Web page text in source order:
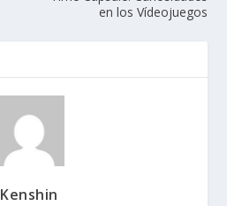
en los Vídeojuegos
Kenshin